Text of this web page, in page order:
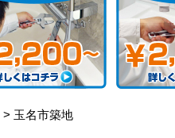
> 玉名市築地